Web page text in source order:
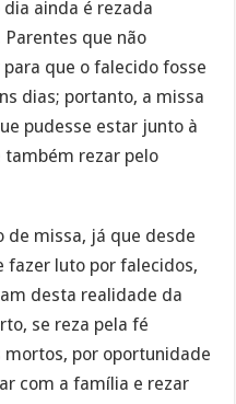
ainda é rezada
que não
que o falecido fosse
dias; portanto, a missa
pudesse estar junto à
rezar pelo
de missa, já que desde
fazer luto por falecidos,
desta realidade da
se reza pela fé
por oportunidade
com a família e rezar